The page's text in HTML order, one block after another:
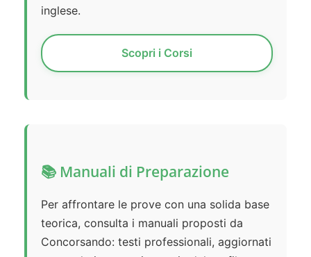
inglese.
Scopri i Corsi
📚 Manuali di Preparazione
Per affrontare le prove con una solida base
teorica, consulta i manuali proposti da
Concorsando: testi professionali, aggiornati